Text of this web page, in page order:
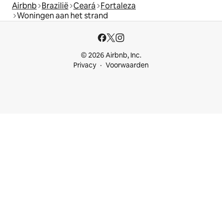
Airbnb Brazilië Ceará Fortaleza
Woningen aan het strand
© 2026 Airbnb, Inc.
Privacy
Voorwaarden